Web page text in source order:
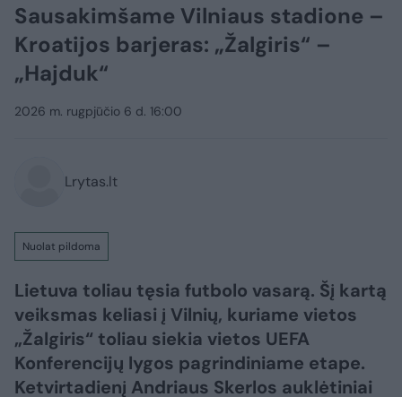
Sausakimšame Vilniaus stadione –
Kroatijos barjeras: „Žalgiris“ –
„Hajduk“
2026 m. rugpjūčio 6 d. 16:00
Lrytas.lt
Nuolat pildoma
Lietuva toliau tęsia futbolo vasarą. Šį kartą
veiksmas keliasi į Vilnių, kuriame vietos
„Žalgiris“ toliau siekia vietos UEFA
Konferencijų lygos pagrindiniame etape.
Ketvirtadienį Andriaus Skerlos auklėtiniai